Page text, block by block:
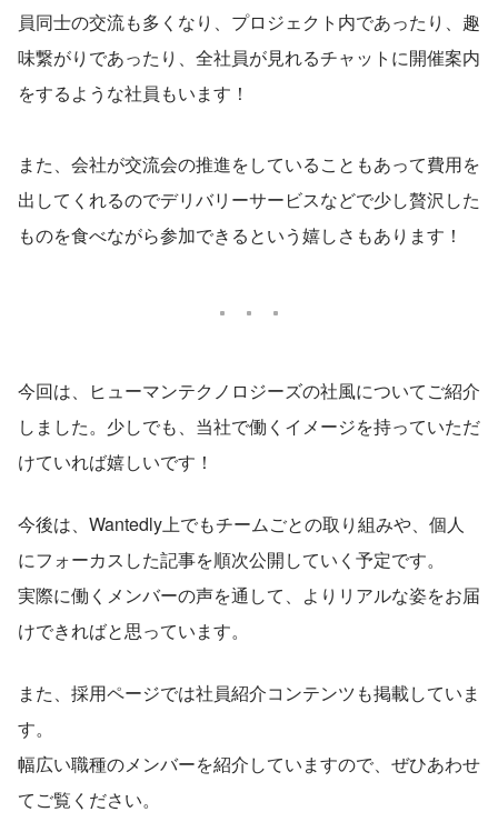
員同士の交流も多くなり、プロジェクト内であったり、趣
味繋がりであったり、全社員が見れるチャットに開催案内
をするような社員もいます！
また、会社が交流会の推進をしていることもあって費用を
出してくれるのでデリバリーサービスなどで少し贅沢した
ものを食べながら参加できるという嬉しさもあります！
今回は、ヒューマンテクノロジーズの社風についてご紹介
しました。少しでも、当社で働くイメージを持っていただ
けていれば嬉しいです！
今後は、Wantedly上でもチームごとの取り組みや、個人
にフォーカスした記事を順次公開していく予定です。
実際に働くメンバーの声を通して、よりリアルな姿をお届
けできればと思っています。
また、採用ページでは社員紹介コンテンツも掲載していま
す。
幅広い職種のメンバーを紹介していますので、ぜひあわせ
てご覧ください。